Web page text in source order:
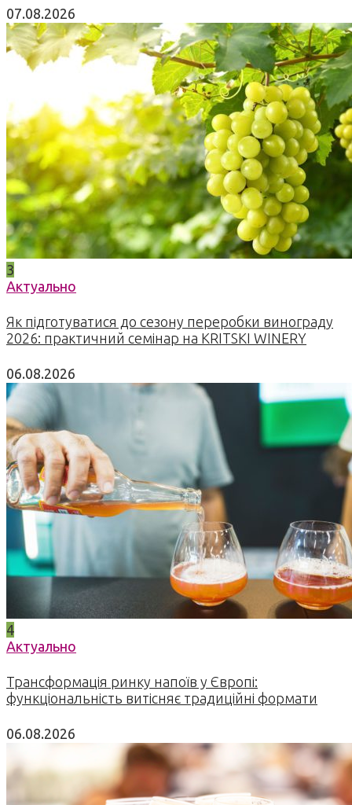
07.08.2026
3
Актуально
Як підготуватися до сезону переробки винограду
2026: практичний семінар на KRITSKI WINERY
06.08.2026
4
Актуально
Трансформація ринку напоїв у Європі:
функціональність витісняє традиційні формати
06.08.2026